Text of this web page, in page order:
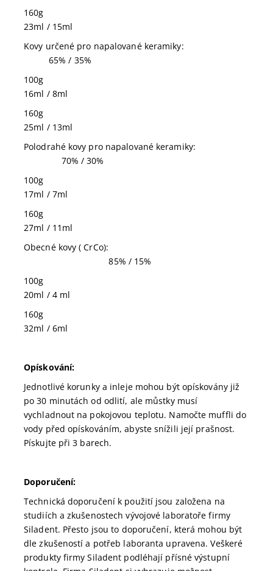
160g
23ml / 15ml
Kovy určené pro napalované keramiky:
65% / 35%
100g
16ml / 8ml
160g
25ml / 13ml
Polodrahé kovy pro napalované keramiky:
70% / 30%
100g
17ml / 7ml
160g
27ml / 11ml
Obecné kovy ( CrCo):
85% / 15%
100g
20ml / 4 ml
160g
32ml / 6ml
Opískování:
Jednotlivé korunky a inleje mohou být opískovány již
po 30 minutách od odlití, ale můstky musí
vychladnout na pokojovou teplotu. Namočte muffli do
vody před opískováním, abyste snížili její prašnost.
Pískujte při 3 barech.
Doporučení:
Technická doporučení k použití jsou založena na
studiích a zkušenostech vývojové laboratoře firmy
Siladent. Přesto jsou to doporučení, která mohou být
dle zkušeností a potřeb laboranta upravena. Veškeré
produkty firmy Siladent podléhají přísné výstupní